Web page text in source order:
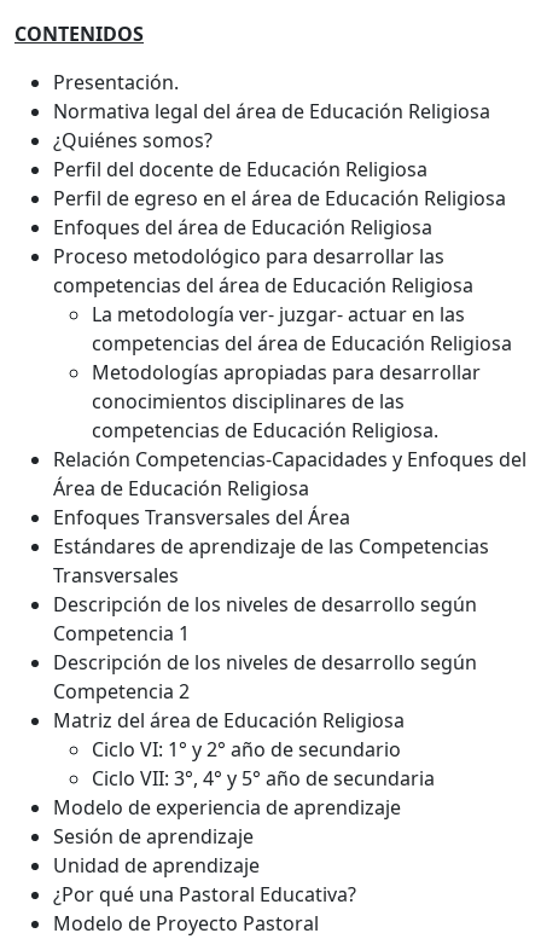
CONTENIDOS
Presentación.
Normativa legal del área de Educación Religiosa
¿Quiénes somos?
Perfil del docente de Educación Religiosa
Perfil de egreso en el área de Educación Religiosa
Enfoques del área de Educación Religiosa
Proceso metodológico para desarrollar las
competencias del área de Educación Religiosa
La metodología ver- juzgar- actuar en las
competencias del área de Educación Religiosa
Metodologías apropiadas para desarrollar
conocimientos disciplinares de las
competencias de Educación Religiosa.
Relación Competencias-Capacidades y Enfoques del
Área de Educación Religiosa
Enfoques Transversales del Área
Estándares de aprendizaje de las Competencias
Transversales
Descripción de los niveles de desarrollo según
Competencia 1
Descripción de los niveles de desarrollo según
Competencia 2
Matriz del área de Educación Religiosa
Ciclo VI: 1° y 2° año de secundario
Ciclo VII: 3°, 4° y 5° año de secundaria
Modelo de experiencia de aprendizaje
Sesión de aprendizaje
Unidad de aprendizaje
¿Por qué una Pastoral Educativa?
Modelo de Proyecto Pastoral